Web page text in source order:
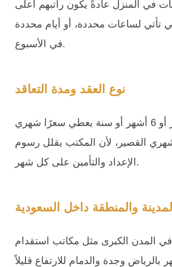
في المنزل عادةً يكون راتبهم أعلى
تأتي لساعات محددة، أو أيام محددة
في الأسبوع.
نوع العقد ومدة التعاقد
التعاقد لمدة 3 أشهر أو 6 أشهر أو سنة يعطي سعرًا شهري
القصير، لأن المكتب يقلل رسوم
الإعداد والتأمين على كل شهر.
المدينة والمنطقة داخل السعودية
في المدن الكبرى مثل مكاتب استقدام
بالرياض وجدة والدمام للارتفاع قليلاً